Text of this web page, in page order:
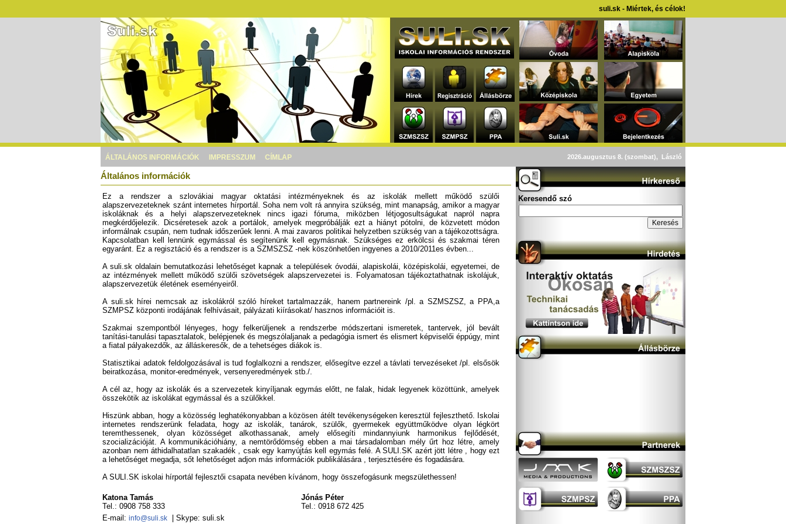
suli.sk - Miértek, és célok!
ÁLTALÁNOS INFORMÁCIÓK IMPRESSZUM CÍMLAP 2026.augusztus 8. (szombat), László
Általános információk
Ez a rendszer a szlovákiai magyar oktatási intézményeknek és az iskolák mellett működő szülői
alapszervezeteknek szánt internetes hírportál. Soha nem volt rá annyira szükség, mint manapság, amikor a magyar
iskoláknak és a helyi alapszervezeteknek nincs igazi fóruma, miközben létjogosultságukat napról napra
megkérdőjelezik. Dicséretesek azok a portálok, amelyek megpróbálják ezt a hiányt pótolni, de közvetett módon
informálnak csupán, nem tudnak időszerűek lenni. A mai zavaros politikai helyzetben szükség van a tájékozottságra.
Kapcsolatban kell lennünk egymással és segítenünk kell egymásnak. Szükséges ez erkölcsi és szakmai téren
egyaránt. Ez a regisztáció és a rendszer is a SZMSZSZ -nek köszönhetően ingyenes a 2010/2011es évben...
A suli.sk oldalain bemutatkozási lehetőséget kapnak a települések óvodái, alapiskolái, középiskolái, egyetemei, de
az intézmények mellett működő szülői szövetségek alapszervezetei is. Folyamatosan tájékoztathatnak iskolájuk,
alapszervezetük életének eseményeiről.
A suli.sk hírei nemcsak az iskolákról szóló híreket tartalmazzák, hanem partnereink /pl. a SZMSZSZ, a PPA,a
SZMPSZ központi irodájának felhívásait, pályázati kiírásokat/ hasznos információit is.
Szakmai szempontból lényeges, hogy felkerüljenek a rendszerbe módszertani ismeretek, tantervek, jól bevált
tanítási-tanulási tapasztalatok, belépjenek és megszólaljanak a pedagógia ismert és elismert képviselői éppúgy, mint
a fiatal pályakezdők, az álláskeresők, de a tehetséges diákok is.
Statisztikai adatok feldolgozásával is tud foglalkozni a rendszer, elősegítve ezzel a távlati tervezéseket /pl. elsősök
beiratkozása, monitor-eredmények, versenyeredmények stb./.
A cél az, hogy az iskolák és a szervezetek kinyíljanak egymás előtt, ne falak, hidak legyenek közöttünk, amelyek
összekötik az iskolákat egymással és a szülőkkel.
Hiszünk abban, hogy a közösség leghatékonyabban a közösen átélt tevékenységeken keresztül fejleszthető. Iskolai
internetes rendszerünk feladata, hogy az iskolák, tanárok, szülők, gyermekek együttműködve olyan légkört
teremthessenek, olyan közösséget alkothassanak, amely elősegíti mindannyiunk harmonikus fejlődését,
szocializációját. A kommunikációhiány, a nemtörődömség ebben a mai társadalomban mély űrt hoz létre, amely
azonban nem áthidalhatatlan szakadék , csak egy karnyújtás kell egymás felé. A SULI.SK azért jött létre , hogy ezt
a lehetőséget megadja, sőt lehetőséget adjon más információk publikálására , terjesztésére és fogadására.
A SULI.SK iskolai hírportál fejlesztői csapata nevében kívánom, hogy összefogásunk megszülethessen!
Katona Tamás
Tel.: 0908 758 333
Jónás Péter
Tel.: 0918 672 425
E-mail: info@suli.sk | Skype: suli.sk
Keresendő szó